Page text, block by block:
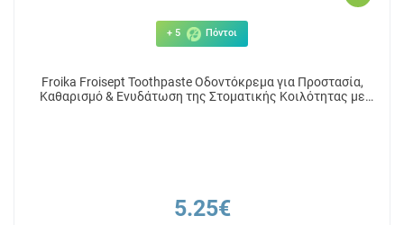
+ 5 Πόντοι
Froika Froisept Toothpaste Οδοντόκρεμα για Προστασία,
Καθαρισμό & Ενυδάτωση της Στοματικής Κοιλότητας με
5.25€